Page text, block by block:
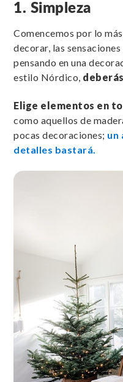
1. Simpleza
Comencemos por lo
decorar, las
pensando en una
estilo Nórdico,
Elige elementos en
como aquellos de
pocas decoraciones; un
detalles bastará.